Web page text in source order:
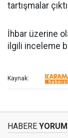
tartışmalar
İhbar üzerine
ilgili inceleme
Kaynak:
HABERE